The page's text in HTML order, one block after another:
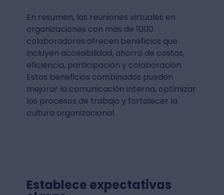
En resumen, las reuniones virtuales en
organizaciones con más de 1000
colaboradores ofrecen beneficios que
incluyen accesibilidad, ahorro de costos,
eficiencia, participación y colaboración.
Estos beneficios combinados pueden
mejorar la comunicación interna, optimizar
los procesos de trabajo y fortalecer la
cultura organizacional.
Establece expectativas